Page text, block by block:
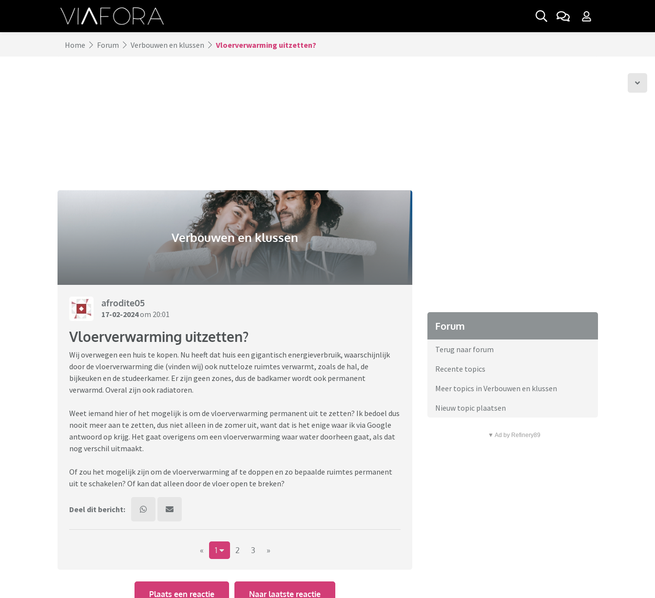
Home Forum Verbouwen en klussen Vloerverwarming uitzetten?
Verbouwen en klussen
afrodite05
17-02-2024om 20:01
Vloerverwarming uitzetten?
Wij overwegen een huis te kopen. Nu heeft dat huis een gigantisch energieverbruik, waarschijnlijk
door de vloerverwarming die (vinden wij) ook nutteloze ruimtes verwarmt, zoals de hal, de
bijkeuken en de studeerkamer. Er zijn geen zones, dus de badkamer wordt ook permanent
verwarmd. Overal zijn ook radiatoren.
Weet iemand hier of het mogelijk is om de vloerverwarming permanent uit te zetten? Ik bedoel dus
nooit meer aan te zetten, dus niet alleen in de zomer uit, want dat is het enige waar ik via Google
antwoord op krijg. Het gaat overigens om een vloerverwarming waar water doorheen gaat, als dat
nog verschil uitmaakt.
Of zou het mogelijk zijn om de vloerverwarming af te doppen en zo bepaalde ruimtes permanent
uit te schakelen? Of kan dat alleen door de vloer open te breken?
Deel dit bericht:
« 1 2 3 »
Plaats een reactie Naar laatste reactie
Forum
Terug naar forum
Recente topics
Meer topics in Verbouwen en klussen
Nieuw topic plaatsen
▼ Ad by Refinery89